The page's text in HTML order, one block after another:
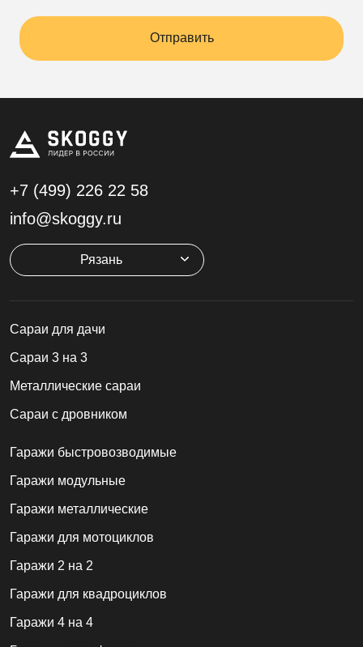
Отправить
+7 (499) 226 22 58
info@skoggy.ru
Рязань
Cараи для дачи
Сараи 3 на 3
Металлические сараи
Сараи с дровником
Гаражи быстровозводимые
Гаражи модульные
Гаражи металлические
Гаражи для мотоциклов
Гаражи 2 на 2
Гаражи для квадроциклов
Гаражи 4 на 4